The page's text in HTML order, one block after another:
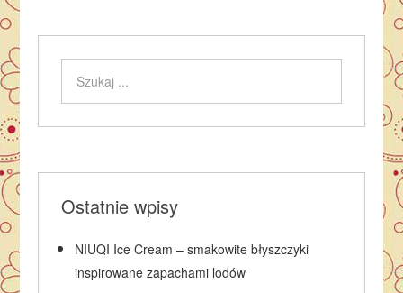
Ostatnie wpisy
NIUQI Ice Cream – smakowite błyszczyki
inspirowane zapachami lodów